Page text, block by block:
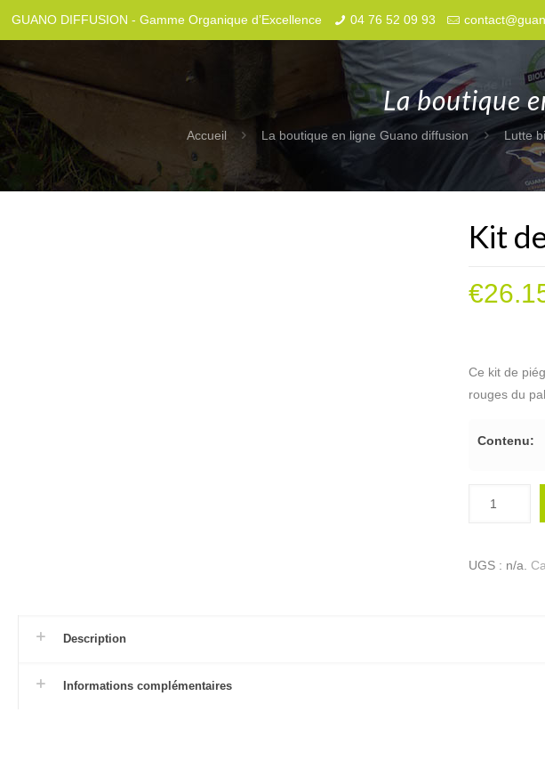
GUANO DIFFUSION - Gamme Organique d’Excellence 04 76 52 09 93
La boutique
Accueil La boutique en ligne Guano diffusion Lutte
Kit
€
Ce kit de
rouges du
Contenu:
UGS : n/a
Description
Informations complémentaires